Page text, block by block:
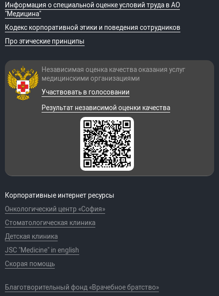
Информация о специальной оценке условий труда в АО
"Медицина"
Кодекс корпоративной этики и поведения сотрудников
Про этические принципы
Корпоративные интернет ресурсы
Онкологический центр «София»
Стоматологическая клиника
Детская клиника
JSC "Medicine" in english
Скорая помощь
Благотворительный фонд «Врачебное братство»
Независимая оценка качества оказания услуг
медицинскими организациями
Участвовать в голосовании
Результат независимой оценки качества